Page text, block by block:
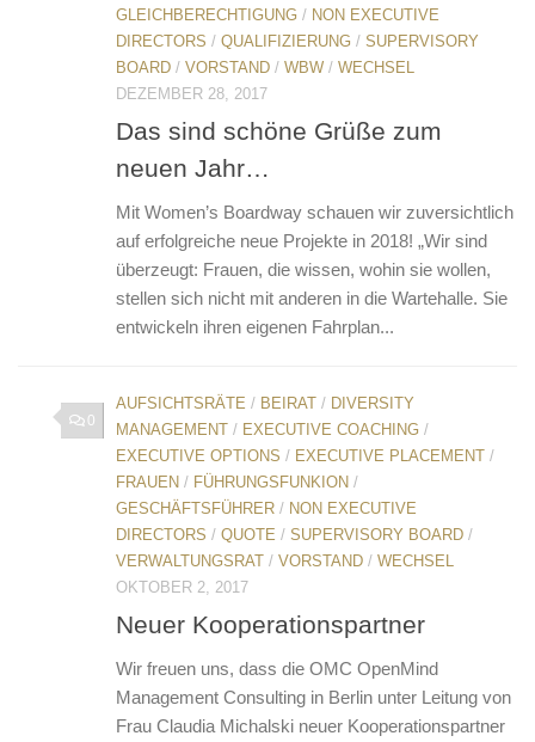
GLEICHBERECHTIGUNG / NON EXECUTIVE
DIRECTORS / QUALIFIZIERUNG / SUPERVISORY
BOARD / VORSTAND / WBW / WECHSEL
DEZEMBER 28, 2017
Das sind schöne Grüße zum
neuen Jahr…
Mit Women’s Boardway schauen wir zuversichtlich
auf erfolgreiche neue Projekte in 2018! „Wir sind
überzeugt: Frauen, die wissen, wohin sie wollen,
stellen sich nicht mit anderen in die Wartehalle. Sie
entwickeln ihren eigenen Fahrplan...
0
AUFSICHTSRÄTE / BEIRAT / DIVERSITY
MANAGEMENT / EXECUTIVE COACHING /
EXECUTIVE OPTIONS / EXECUTIVE PLACEMENT /
FRAUEN / FÜHRUNGSFUNKION /
GESCHÄFTSFÜHRER / NON EXECUTIVE
DIRECTORS / QUOTE / SUPERVISORY BOARD /
VERWALTUNGSRAT / VORSTAND / WECHSEL
OKTOBER 2, 2017
Neuer Kooperationspartner
Wir freuen uns, dass die OMC OpenMind
Management Consulting in Berlin unter Leitung von
Frau Claudia Michalski neuer Kooperationspartner